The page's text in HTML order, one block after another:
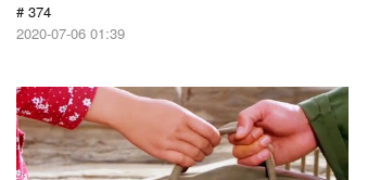
# 374
2020-07-06 01:39